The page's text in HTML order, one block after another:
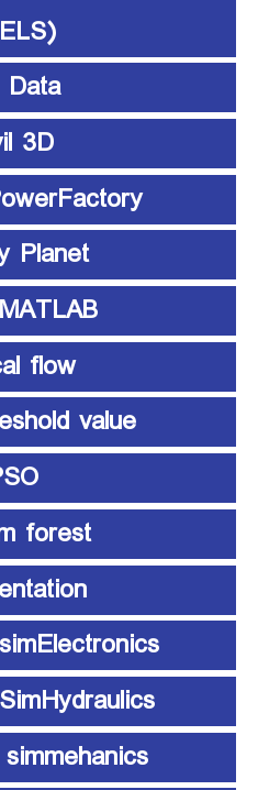
(GELS)
3D
Planet
MATLAB متلب
flow
value
forest
simElectronics در Simulink
SimHydraulics در simulink
simmehanics در simulink